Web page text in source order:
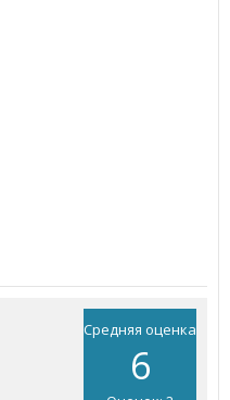
Средняя оценка
6